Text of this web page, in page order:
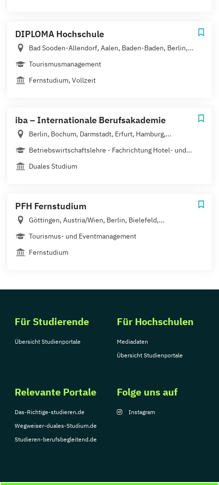
DIPLOMA Hochschule
Bad Sooden-Allendorf, Aalen, Baden-Baden, Berlin,...
Tourismusmanagement
Fernstudium, Vollzeit
iba – Internationale Berufsakademie
Berlin, Bochum, Darmstadt, Erfurt, Hamburg,...
Betriebswirtschaftslehre - Fachrichtung Hotel- und...
Duales Studium
PFH Fernstudium
Göttingen, Austria/Wien, Berlin, Bielefeld,...
Tourismus- und Eventmanagement
Fernstudium
Für Studierende
Übersicht Studienportale
Für Hochschulen
Mediadaten
Übersicht Studienportale
Relevante Portale
Das-Richtige-studieren.de
Wegweiser-duales-Studium.de
Studieren-berufsbegleitend.de
Folge uns auf
Instagram